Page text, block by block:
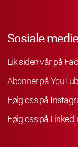
Sosiale
Lik siden vår på
Abonner på
Følg oss på
Følg oss på